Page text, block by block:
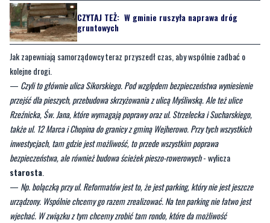
CZYTAJ TEŻ: W gminie ruszyła naprawa dróg
gruntowych
Jak zapewniają samorządowcy teraz przyszedł czas, aby wspólnie zadbać o
kolejne drogi.
— Czyli to głównie ulica Sikorskiego. Pod względem bezpieczeństwa wyniesienie
przejść dla pieszych, przebudowa skrzyżowania z ulicą Myśliwską. Ale też ulice
Rzeźnicka, Św. Jana, które wymagają poprawy oraz ul. Strzelecka i Sucharskiego,
także ul. 12 Marca i Chopina do granicy z gminą Wejherowo. Przy tych wszystkich
inwestycjach, tam gdzie jest możliwość, to przede wszystkim poprawa
bezpieczeństwa, ale również budowa ścieżek pieszo-rowerowych- wylicza
starosta.
— Np. bolączką przy ul. Reformatów jest to, że jest parking, który nie jest jeszcze
urządzony. Wspólnie chcemy go razem zrealizować. Na ten parking nie łatwo jest
wjechać. W związku z tym chcemy zrobić tam rondo, które da możliwość